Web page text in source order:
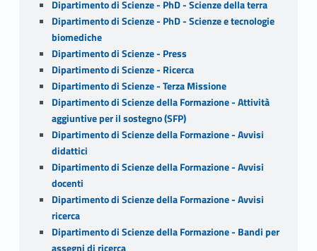
Dipartimento di Scienze - PhD - Scienze della terra
Dipartimento di Scienze - PhD - Scienze e tecnologie
biomediche
Dipartimento di Scienze - Press
Dipartimento di Scienze - Ricerca
Dipartimento di Scienze - Terza Missione
Dipartimento di Scienze della Formazione - Attività
aggiuntive per il sostegno (SFP)
Dipartimento di Scienze della Formazione - Avvisi
didattici
Dipartimento di Scienze della Formazione - Avvisi
docenti
Dipartimento di Scienze della Formazione - Avvisi
ricerca
Dipartimento di Scienze della Formazione - Bandi per